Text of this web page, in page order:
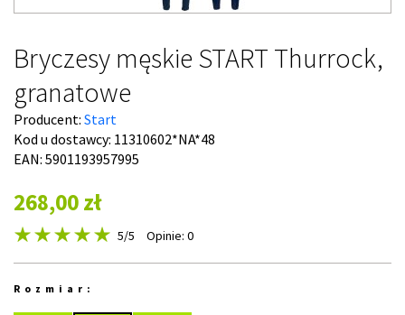
Bryczesy męskie START Thurrock,
granatowe
Producent: Start
Kod u dostawcy: 11310602*NA*48
EAN: 5901193957995
268,00 zł
5/5 Opinie: 0
Rozmiar: